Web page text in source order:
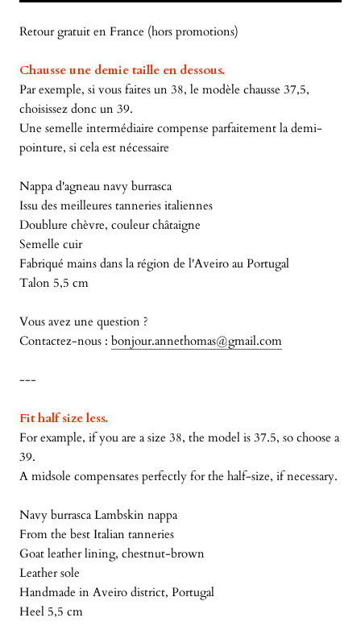
Retour gratuit en France (hors promotions)
Chausse une demie taille en dessous.
Par exemple, si vous faites un 38, le modèle chausse 37,5,
choisissez donc un 39.
Une semelle intermédiaire compense parfaitement la demi-
pointure, si cela est nécessaire
Nappa d'agneau navy burrasca
Issu des meilleures tanneries italiennes
Doublure chèvre, couleur châtaigne
Semelle cuir
Fabriqué mains dans la région de l'Aveiro au Portugal
Talon 5,5 cm
Vous avez une question ?
Contactez-nous : bonjour.annethomas@gmail.com
---
Fit half size less.
For example, if you are a size 38, the model is 37.5, so choose a
39.
A midsole compensates perfectly for the half-size, if necessary.
Navy burrasca Lambskin nappa
From the best Italian tanneries
Goat leather lining, chestnut-brown
Leather sole
Handmade in Aveiro district, Portugal
Heel 5,5 cm